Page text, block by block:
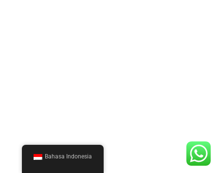
Bahasa Indonesia